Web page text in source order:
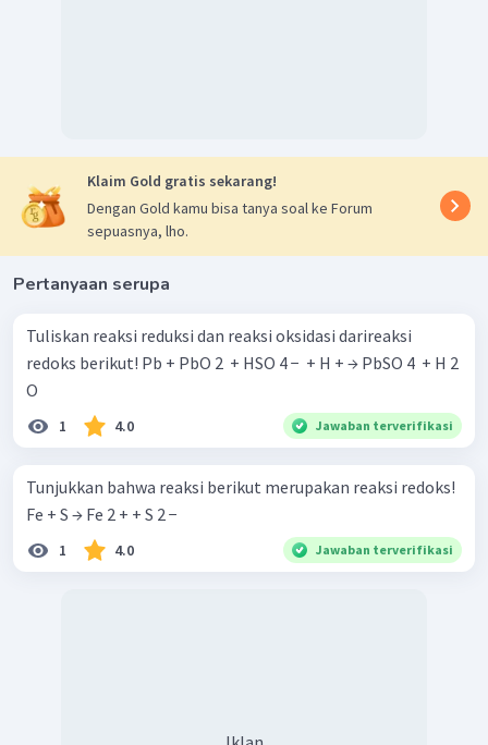
Klaim Gold gratis sekarang!
Dengan Gold kamu bisa tanya soal ke Forum
sepuasnya, lho.
Pertanyaan serupa
Tuliskan reaksi reduksi dan reaksi oksidasi darireaksi
redoks berikut! Pb + PbO 2 ​ + HSO 4 − ​ + H + → PbSO 4 ​ + H 2 ​
O
1 4.0 Jawaban terverifikasi
Tunjukkan bahwa reaksi berikut merupakan reaksi redoks!
Fe + S → Fe 2 + + S 2 −
1 4.0 Jawaban terverifikasi